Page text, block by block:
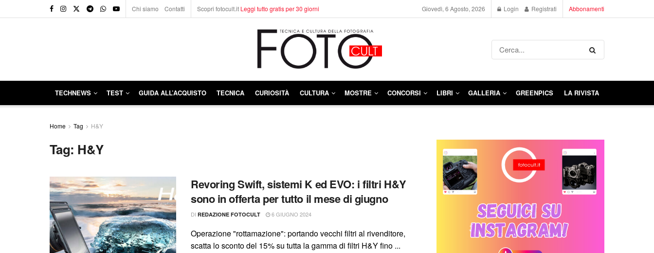
Chi siamo Contatti Scopri fotocult.it Leggi tutto gratis per 30 giorni Giovedì, 6 Agosto, 2026 Login Registrati Abbonamenti
TECHNEWS TEST GUIDA ALL’ACQUISTO TECNICA CURIOSITÀ CULTURA MOSTRE CONCORSI LIBRI GALLERIA GREENPICS LA RIVISTA
Home Tag H&Y
Tag: H&Y
Revoring Swift, sistemi K ed EVO: i filtri H&Y
sono in offerta per tutto il mese di giugno
DI REDAZIONE FOTOCULT 6 GIUGNO 2024
Operazione "rottamazione": portando vecchi filtri al rivenditore,
scatta lo sconto del 15% su tutta la gamma di filtri H&Y fino ...